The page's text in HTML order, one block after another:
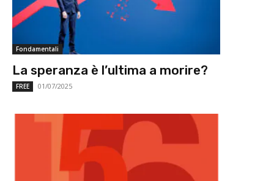
Fondamentali
La speranza è l’ultima a morire?
FREE 01/07/2025